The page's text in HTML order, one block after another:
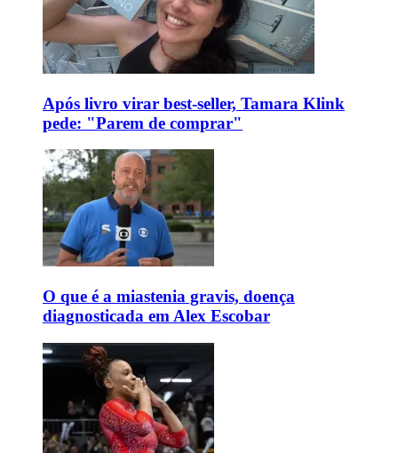
Após livro virar best-seller, Tamara Klink
pede: "Parem de comprar"
O que é a miastenia gravis, doença
diagnosticada em Alex Escobar